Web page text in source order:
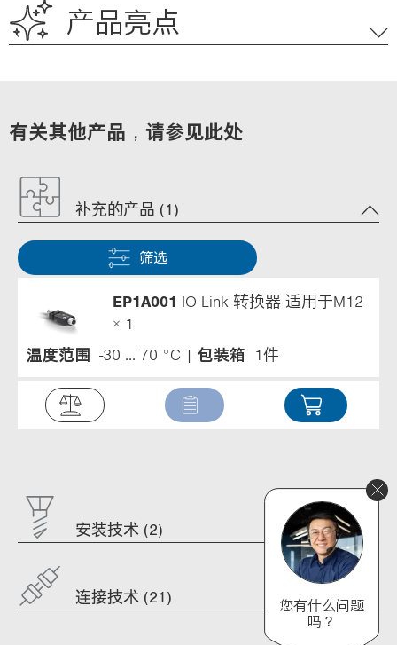
产品亮点
有关其他产品，请参见此处
补充的产品 (1)
筛选
EP1A001 IO-Link 转换器 适用于M12
× 1
温度范围
-30 ... 70 °C 包装箱 1件
安装技术 (2)
连接技术 (21)
您有什么问题
吗？